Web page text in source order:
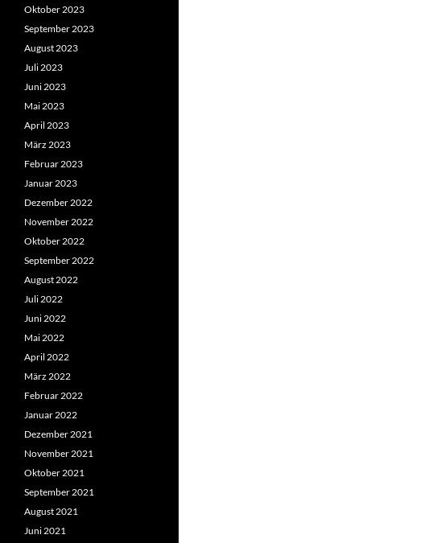
Oktober 2023
September 2023
August 2023
Juli 2023
Juni 2023
Mai 2023
April 2023
März 2023
Februar 2023
Januar 2023
Dezember 2022
November 2022
Oktober 2022
September 2022
August 2022
Juli 2022
Juni 2022
Mai 2022
April 2022
März 2022
Februar 2022
Januar 2022
Dezember 2021
November 2021
Oktober 2021
September 2021
August 2021
Juni 2021